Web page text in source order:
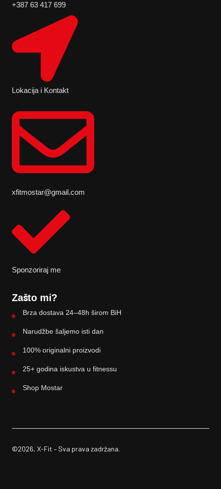
+387 63 417 699
Lokacija i Kontakt
xfitmostar@gmail.com
Sponzoriraj me
Zašto mi?
Brza dostava 24–48h širom BiH
Narudžbe šaljemo isti dan
100% originalni proizvodi
25+ godina iskustva u fitnessu
Shop Mostar
©2026, X-Fit – Sva prava zadržana.